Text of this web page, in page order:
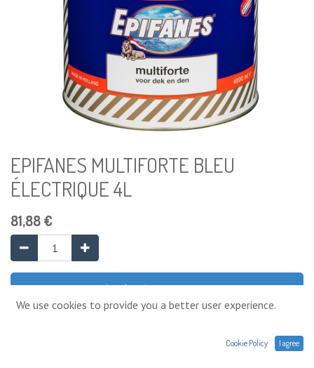
EPIFANES MULTIFORTE BLEU
ÉLECTRIQUE 4L
81,88€
Ajouter au panier
We use cookies to provide you a better user experience.
Cookie Policy I agree